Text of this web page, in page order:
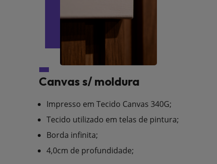
Canvas s/ moldura
Impresso em Tecido Canvas 340G;
Tecido utilizado em telas de pintura;
Borda infinita;
4,0cm de profundidade;